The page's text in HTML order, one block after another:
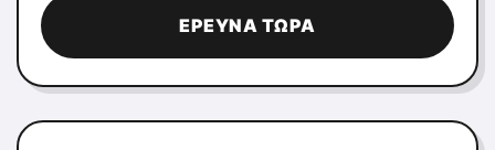
ΈΡΕΥΝΑ ΤΏΡΑ